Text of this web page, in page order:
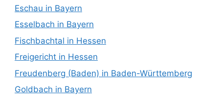
Eschau in Bayern
Esselbach in Bayern
Fischbachtal in Hessen
Freigericht in Hessen
Freudenberg (Baden) in Baden-Württemberg
Goldbach in Bayern